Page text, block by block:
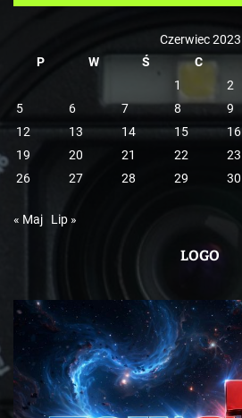
e
Czerwiec 2023
P
W Ś C
1
2
5
6 7 8 9
12
13 14 15 16
19
20 21 22 23
26
27 28 29 30
« Maj Lip »
LOGO